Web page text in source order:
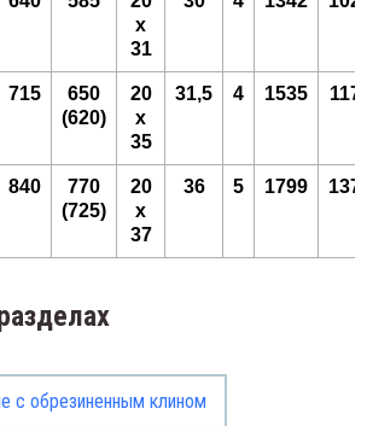
х
31
715
650
(620)
20
х
35
31,5 4 1535
840
770
(725)
20
х
37
36 5 1799
с обрезиненным клином